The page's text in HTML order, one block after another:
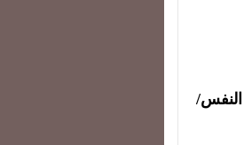
النفس/